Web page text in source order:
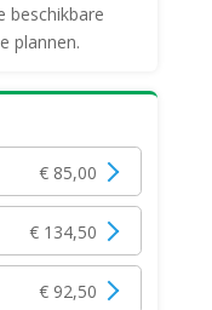
beschikbare
plannen.
€ 85,00
€ 134,50
€ 92,50